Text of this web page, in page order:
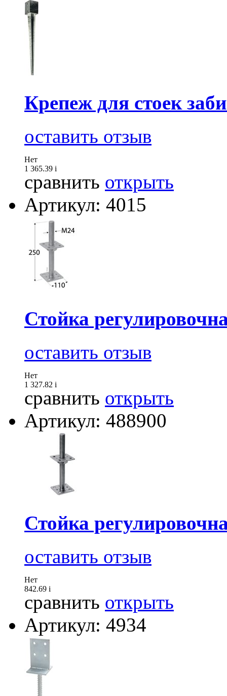
Крепеж для стоек
оставить отзыв
Нет
1 365.39 i
сравнить открыть
Артикул: 4015
Стойка
оставить отзыв
Нет
1 327.82 i
сравнить открыть
Артикул: 488900
Стойка
оставить отзыв
Нет
842.69 i
сравнить открыть
Артикул: 4934